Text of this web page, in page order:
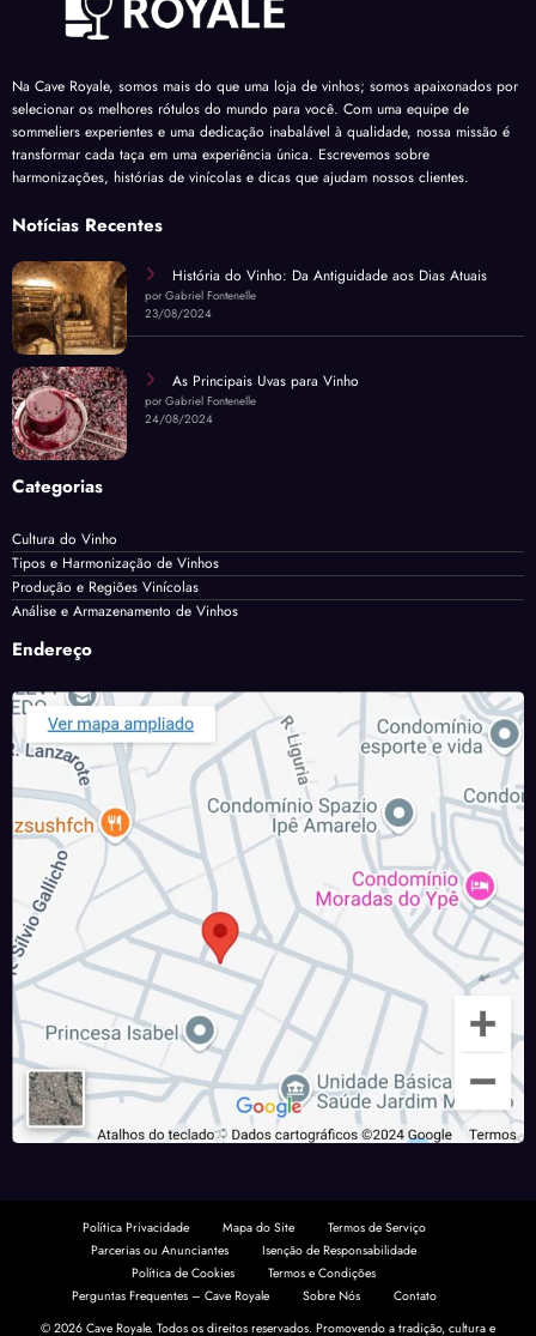
Na Cave Royale, somos mais do que uma loja de vinhos; somos apaixonados por
selecionar os melhores rótulos do mundo para você. Com uma equipe de
sommeliers experientes e uma dedicação inabalável à qualidade, nossa missão é
transformar cada taça em uma experiência única. Escrevemos sobre
harmonizações, histórias de vinícolas e dicas que ajudam nossos clientes.
Notícias Recentes
História do Vinho: Da Antiguidade aos Dias Atuais
por Gabriel Fontenelle
23/08/2024
As Principais Uvas para Vinho
por Gabriel Fontenelle
24/08/2024
Categorias
Cultura do Vinho
Tipos e Harmonização de Vinhos
Produção e Regiões Vinícolas
Análise e Armazenamento de Vinhos
Endereço
Política Privacidade Mapa do Site
Termos de Serviço
Parcerias ou Anunciantes
Isenção de Responsabilidade
Política de Cookies
Termos e Condições
Perguntas Frequentes – Cave Royale
Sobre Nós
Contato
© 2026 Cave Royale. Todos os direitos reservados. Promovendo a tradição, cultura e